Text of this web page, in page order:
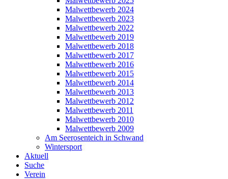
Malwettbewerb 2024
Malwettbewerb 2023
Malwettbewerb 2022
Malwettbewerb 2019
Malwettbewerb 2018
Malwettbewerb 2017
Malwettbewerb 2016
Malwettbewerb 2015
Malwettbewerb 2014
Malwettbewerb 2013
Malwettbewerb 2012
Malwettbewerb 2011
Malwettbewerb 2010
Malwettbewerb 2009
Am Seerosenteich in Schwand
Wintersport
Aktuell
Suche
Verein